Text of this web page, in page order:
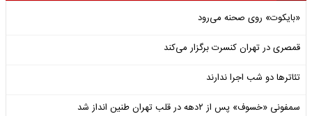
«بایکوت» روی صحنه می‌رود
قمصری در تهران کنسرت برگزار می‌کند
تئاترها دو شب اجرا ندارند
سمفونی «خسوف» پس از ۲دهه در قلب تهران طنین انداز شد